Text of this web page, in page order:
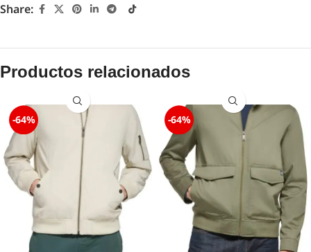
Share:
Productos relacionados
-64% -64%